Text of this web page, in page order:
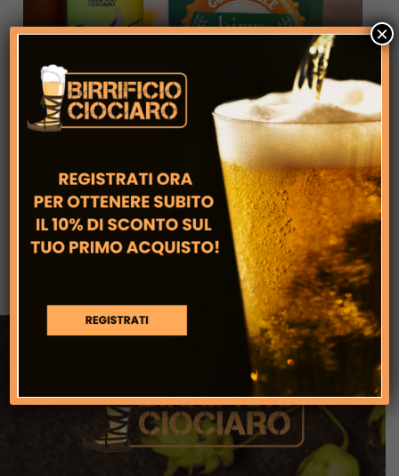
Riconfermati nella Guida Birre d’Italia
Slow Food 2027: Un Traguardo da
Celebrare
×